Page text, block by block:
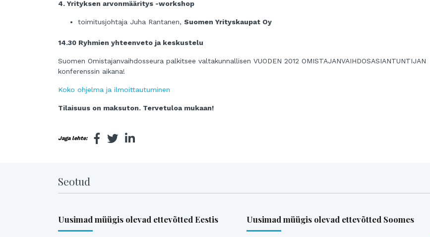
4. Yrityksen arvonmääritys -workshop
toimitusjohtaja Juha Rantanen, Suomen Yrityskaupat Oy
14.30 Ryhmien yhteenveto ja keskustelu
Suomen Omistajanvaihdosseura palkitsee valtakunnallisen VUODEN 2012 OMISTAJANVAIHDOSASIANTUNTIJAN
konferenssin aikana!
Koko ohjelma ja ilmoittautuminen
Tilaisuus on maksuton. Tervetuloa mukaan!
Jaga lehte:
Seotud
Uusimad müügis olevad ettevõtted Eestis Uusimad müügis olevad ettevõtted Soomes